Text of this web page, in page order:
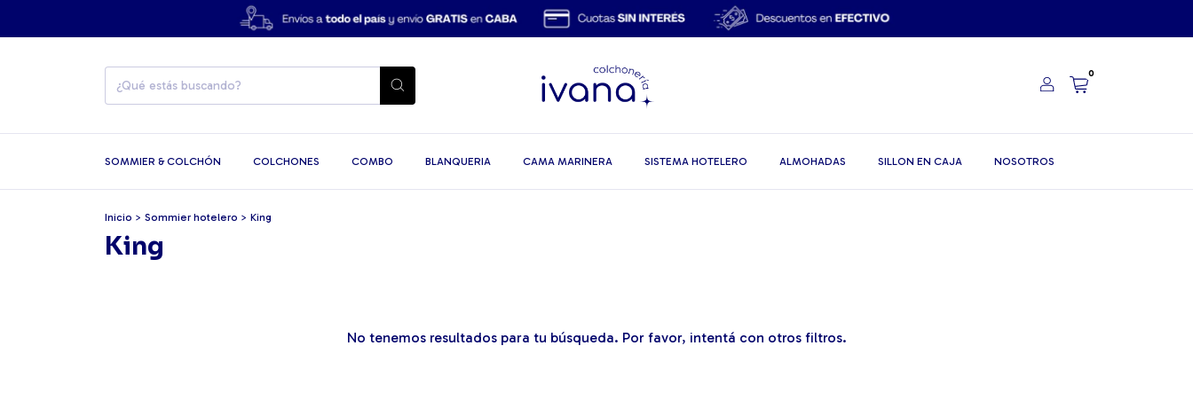
0
SOMMIER & COLCHÓN COLCHONES COMBO BLANQUERIA CAMA MARINERA SISTEMA HOTELERO ALMOHADAS SILLON EN CAJA NOSOTROS
Inicio > Sommier hotelero > King
King
No tenemos resultados para tu búsqueda. Por favor, intentá con otros filtros.